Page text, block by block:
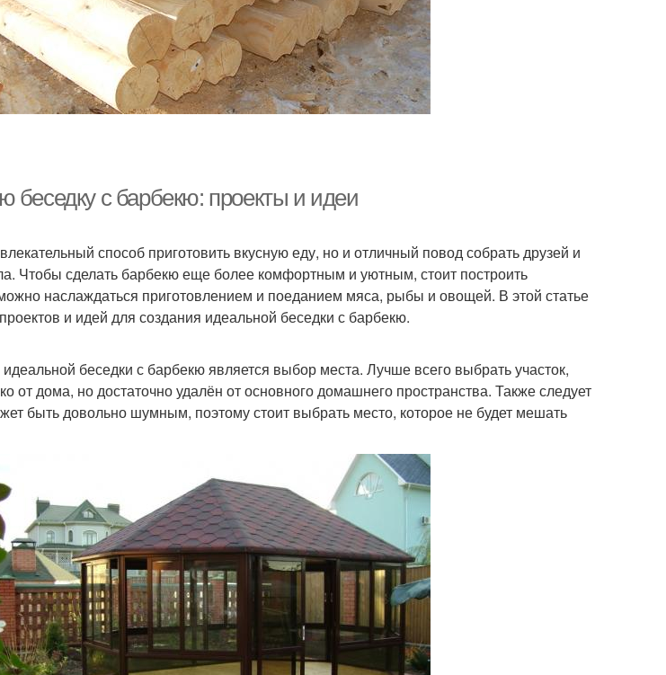
беседку с барбекю: проекты и идеи
способ приготовить вкусную еду, но и отличный повод собрать друзей и
Чтобы сделать барбекю еще более комфортным и уютным, стоит построить
наслаждаться приготовлением и поеданием мяса, рыбы и овощей. В этой статье
и идей для создания идеальной беседки с барбекю.
беседки с барбекю является выбор места. Лучше всего выбрать участок,
от дома, но достаточно удалён от основного домашнего пространства. Также следует
быть довольно шумным, поэтому стоит выбрать место, которое не будет мешать